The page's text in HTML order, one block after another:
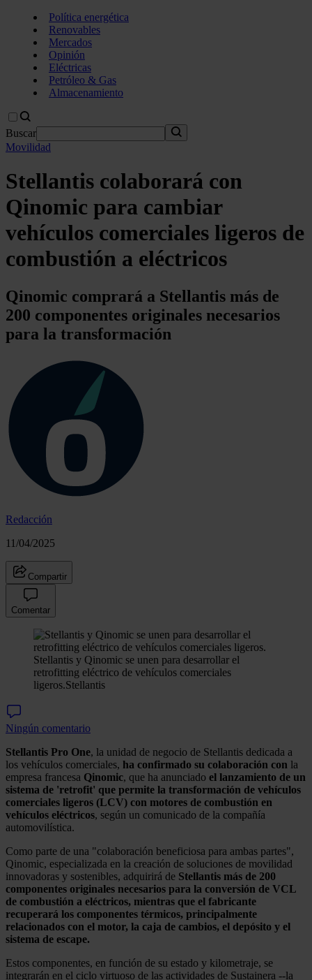
Política energética
Renovables
Mercados
Opinión
Eléctricas
Petróleo & Gas
Almacenamiento
Buscar
Movilidad
Stellantis colaborará con
Qinomic para cambiar
vehículos comerciales ligeros de
combustión a eléctricos
Qinomic comprará a Stellantis más de
200 componentes originales necesarios
para la transformación
Redacción
11/04/2025
Compartir
Comentar
Stellantis y Qinomic se unen para desarrollar el
retrofitting eléctrico de vehículos comerciales
ligeros.Stellantis
Ningún comentario
Stellantis Pro One, la unidad de negocio de Stellantis dedicada a
los vehículos comerciales, ha confirmado su colaboración con la
empresa francesa Qinomic, que ha anunciado el lanzamiento de un
sistema de 'retrofit' que permite la transformación de vehículos
comerciales ligeros (LCV) con motores de combustión en
vehículos eléctricos, según un comunicado de la compañía
automovilística.
Como parte de una "colaboración beneficiosa para ambas partes",
Qinomic, especializada en la creación de soluciones de movilidad
innovadoras y sostenibles, adquirirá de Stellantis más de 200
componentes originales necesarios para la conversión de VCL
de combustión a eléctricos, mientras que el fabricante
recuperará los componentes térmicos, principalmente
relacionados con el motor, la caja de cambios, el depósito y el
sistema de escape.
Estos componentes, en función de su estado y kilometraje, se
integrarán en el ciclo virtuoso de las actividades de Sustainera --la